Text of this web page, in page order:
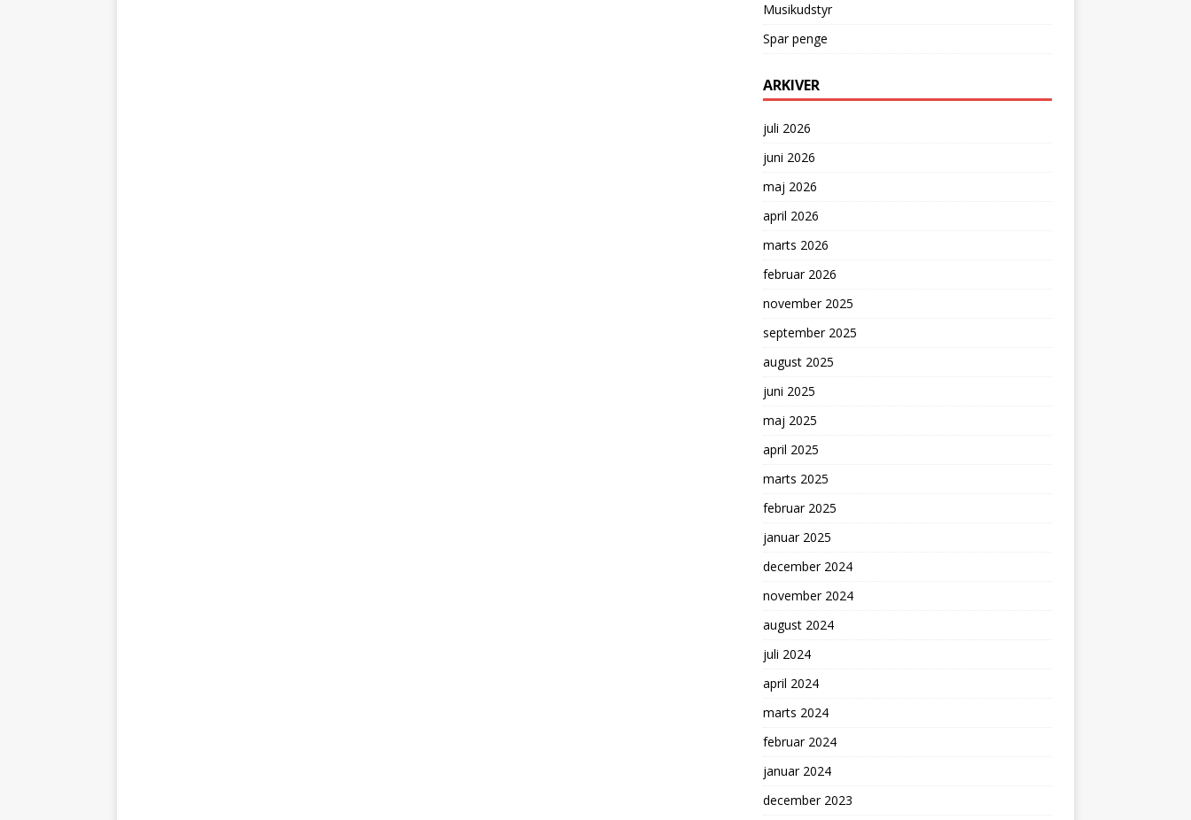
Musikudstyr
Spar penge
ARKIVER
juli 2026
juni 2026
maj 2026
april 2026
marts 2026
februar 2026
november 2025
september 2025
august 2025
juni 2025
maj 2025
april 2025
marts 2025
februar 2025
januar 2025
december 2024
november 2024
august 2024
juli 2024
april 2024
marts 2024
februar 2024
januar 2024
december 2023